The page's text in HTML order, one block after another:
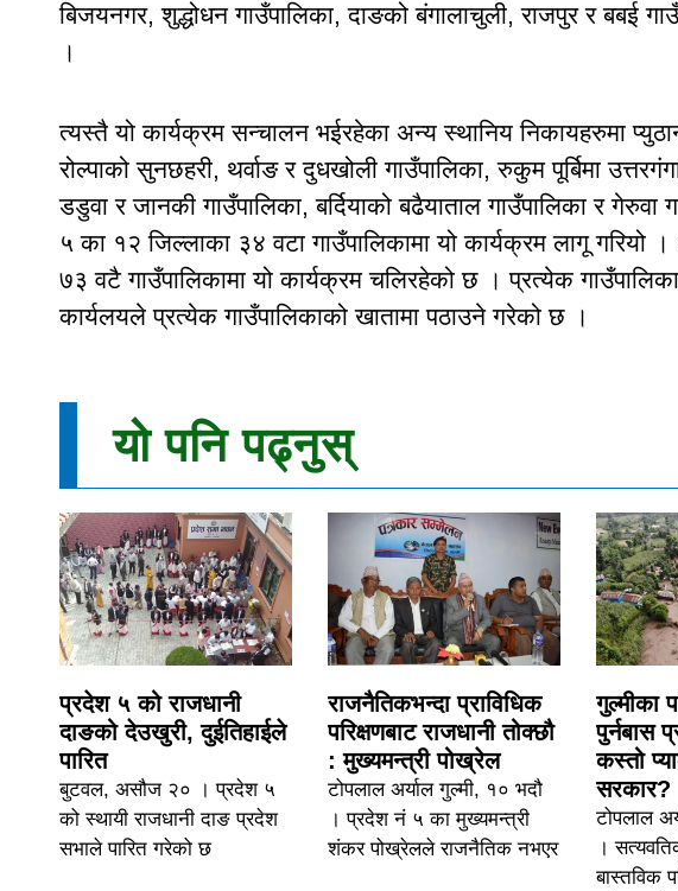
बिजयनगर, शुद्धोधन गाउँपालिका, दाङको बंगालाचुली, राजपुर र बबई
।
त्यस्तै यो कार्यक्रम सन्चालन भईरहेका अन्य स्थानिय निकायहरुमा
रोल्पाको सुनछहरी, थर्वाङ र दुधखोली गाउँपालिका, रुकुम पूर्बिमा
डडुवा र जानकी गाउँपालिका, बर्दियाको बढैयाताल गाउँपालिका र
५ का १२ जिल्लाका ३४ वटा गाउँपालिकामा यो कार्यक्रम लागू
७३ वटै गाउँपालिकामा यो कार्यक्रम चलिरहेको छ । प्रत्येक
कार्यलयले प्रत्येक गाउँपालिकाको खातामा पठाउने गरेको छ ।
यो पनि पढ्नुस्
प्रदेश ५ को राजधानी
दाङको देउखुरी, दुईतिहाईले
पारित
बुटवल, असौज २० । प्रदेश ५
को स्थायी राजधानी दाङ प्रदेश
सभाले पारित गरेको छ
राजनैतिकभन्दा प्राविधिक
परिक्षणबाट राजधानी तोक्छौ
: मुख्यमन्त्री पोख्रेल
टोपलाल अर्याल गुल्मी, १० भदौ
। प्रदेश नं ५ का मुख्यमन्त्री
शंकर पोख्रेलले राजनैतिक नभएर
गुल्मीका
पुर्नबास
कस्तो
सरकार?
टोपलाल
।
बास्तविक